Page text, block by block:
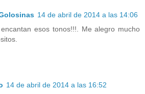
14 de abril de 2014 a las 14:06
esos tonos!!!. Me alegro mucho
14 de abril de 2014 a las 16:52